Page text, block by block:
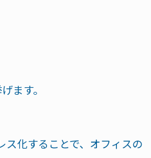
ます。
ス化することで、オフィスの